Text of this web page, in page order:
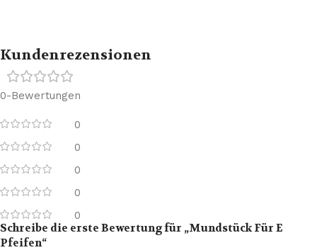
Kundenrezensionen
0-Bewertungen
0
0
0
0
0
Schreibe die erste Bewertung für „Mundstück Für E
Pfeifen“